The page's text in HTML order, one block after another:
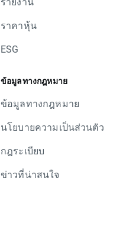
ราคาหุ้น
ESG
ข้อมูลทางกฎหมาย
ข้อมูลทางกฎหมาย
นโยบายความเป็นส่วนตัว
กฎระเบียบ
ข่าวที่น่าสนใจ